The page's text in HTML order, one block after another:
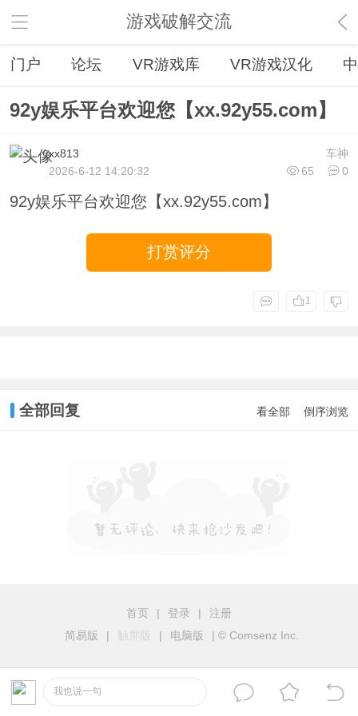
游戏破解交流
门户 论坛 VR游戏库 VR游戏汉化
92y娱乐平台欢迎您【xx.92y55.com】
车神
xx813
65
0
2026-6-12 14:20:32
92y娱乐平台欢迎您【xx.92y55.com】
打赏评分
1
全部回复 看全部 倒序浏览
我也说一句
首页 | 登录 |
注册
简易版
| 触屏版 | 电脑版 | © Comsenz Inc.